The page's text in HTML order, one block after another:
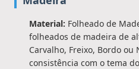
Material: Folheado de
folheados de madeira de
Carvalho, Freixo, Bordo
consistência com o tema